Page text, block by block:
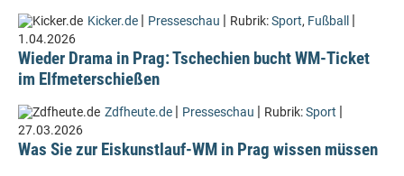
Kicker.de Presseschau Rubrik:Sport, Fußball
1.04.2026
Wieder Drama in Prag: Tschechien bucht WM-Ticket
im Elfmeterschießen
Zdfheute.de Presseschau Rubrik:Sport
27.03.2026
Was Sie zur Eiskunstlauf-WM in Prag wissen müssen